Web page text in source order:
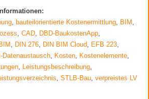
, bauteilorientierte Kostenermittlung, BIM ,
, CAD, DBD-BaukostenApp,
, DIN 276, DIN BIM Cloud, EFB 223,
Datenaustausch, Kosten, Kostenelemente,
, Leistungsbeschreibung,
, STLB-Bau, verpreistes LV